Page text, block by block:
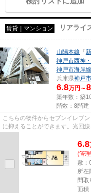
賃貸｜マンション リアライ
山陽本線 「
神戸市西神
神戸市海岸線
兵庫県神戸
6.8万円～
築年数：築
階数：8階建
こちらの物件からセブンイレブ
に抑えることができます。光回
6.8
(管
敷：
所在
間取
面積